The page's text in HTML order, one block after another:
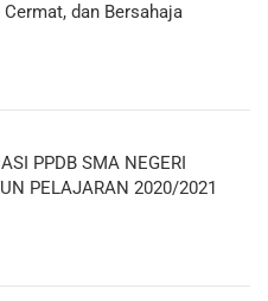
dan Bersahaja
PPDB SMA NEGERI
PELAJARAN 2020/2021